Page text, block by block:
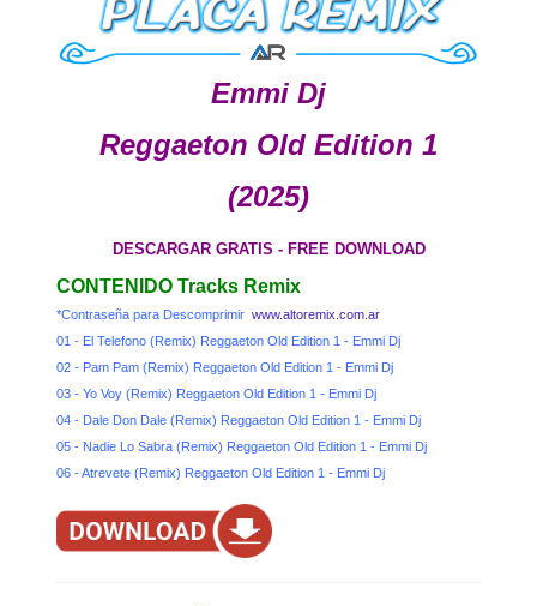
Emmi Dj
Reggaeton Old Edition 1
(2025)
DESCARGAR GRATIS - FREE DOWNLOAD
CONTENIDO Tracks Remix
*Contraseña para Descomprimir www.altoremix.com.ar
01 - El Telefono (Remix) Reggaeton Old Edition 1 - Emmi Dj
02 - Pam Pam (Remix) Reggaeton Old Edition 1 - Emmi Dj
03 - Yo Voy (Remix) Reggaeton Old Edition 1 - Emmi Dj
04 - Dale Don Dale (Remix) Reggaeton Old Edition 1 - Emmi Dj
05 - Nadie Lo Sabra (Remix) Reggaeton Old Edition 1 - Emmi Dj
06 - Atrevete (Remix) Reggaeton Old Edition 1 - Emmi Dj